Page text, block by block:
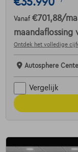
Vanaf €701,88/
maandaflossing
Ontdek het volledige
Autosphere
Vergelijk